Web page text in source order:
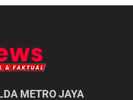
METRO JAYA